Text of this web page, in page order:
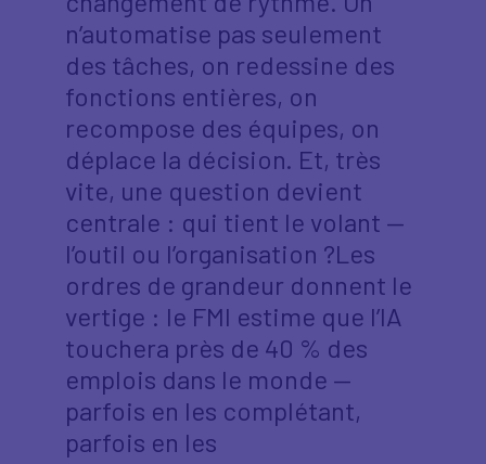
n’automatise pas seulement
des tâches, on redessine des
fonctions entières, on
recompose des équipes, on
déplace la décision. Et, très
vite, une question devient
centrale : qui tient le volant —
l’outil ou l’organisation ?Les
ordres de grandeur donnent le
vertige : le FMI estime que l’IA
touchera près de 40 % des
emplois dans le monde —
parfois en les complétant,
parfois en les